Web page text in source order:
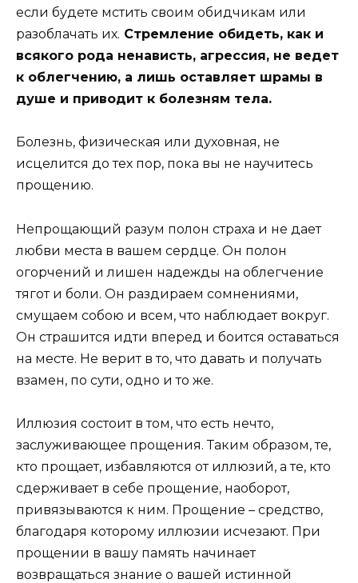
если будете мстить своим обидчикам или
разоблачать их. Стремление обидеть, как и
всякого рода ненависть, агрессия, не ведет
к облегчению, а лишь оставляет шрамы в
душе и приводит к болезням тела.
Болезнь, физическая или духовная, не
исцелится до тех пор, пока вы не научитесь
прощению.
Непрощающий разум полон страха и не дает
любви места в вашем сердце. Он полон
огорчений и лишен надежды на облегчение
тягот и боли. Он раздираем сомнениями,
смущаем собою и всем, что наблюдает вокруг.
Он страшится идти вперед и боится оставаться
на месте. Не верит в то, что давать и получать
взамен, по сути, одно и то же.
Иллюзия состоит в том, что есть нечто,
заслуживающее прощения. Таким образом, те,
кто прощает, избавляются от иллюзий, а те, кто
сдерживает в себе прощение, наоборот,
привязываются к ним. Прощение – средство,
благодаря которому иллюзии исчезают. При
прощении в вашу память начинает
возвращаться знание о вашей истинной